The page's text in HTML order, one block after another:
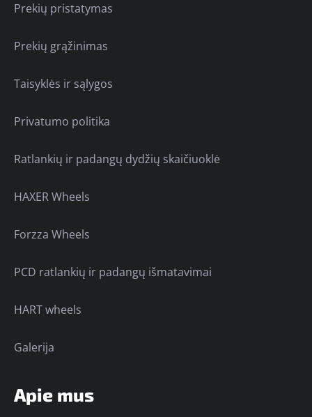
Prekių pristatymas
Prekių grąžinimas
Taisyklės ir sąlygos
Privatumo politika
Ratlankių ir padangų dydžių skaičiuoklė
HAXER Wheels
Forzza Wheels
PCD ratlankių ir padangų išmatavimai
HART wheels
Galerija
Apie mus